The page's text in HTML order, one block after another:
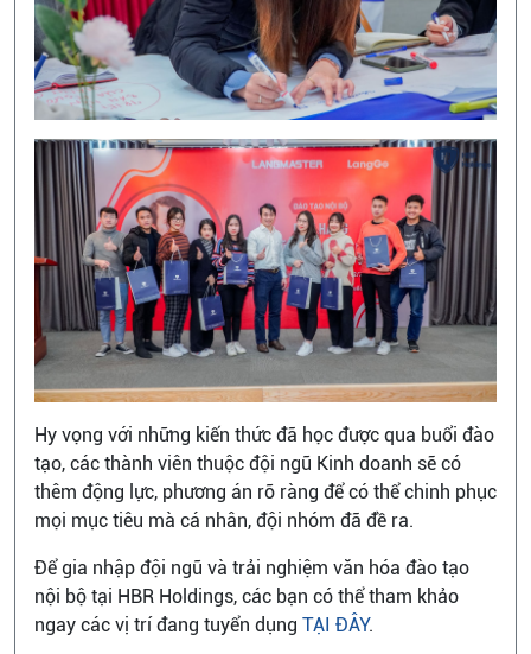
Hy vọng với những kiến thức đã học được qua buổi đào
tạo, các thành viên thuộc đội ngũ Kinh doanh sẽ có
thêm động lực, phương án rõ ràng để có thể chinh phục
mọi mục tiêu mà cá nhân, đội nhóm đã đề ra.
Để gia nhập đội ngũ và trải nghiệm văn hóa đào tạo
nội bộ tại HBR Holdings, các bạn có thể tham khảo
ngay các vị trí đang tuyển dụng TẠI ĐÂY.